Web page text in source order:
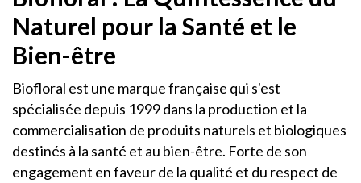
Naturel pour la Santé et le
Bien-être
Biofloral est une marque française qui s'est
spécialisée depuis 1999 dans la production et la
commercialisation de produits naturels et biologiques
destinés à la santé et au bien-être. Forte de son
engagement en faveur de la qualité et du respect de